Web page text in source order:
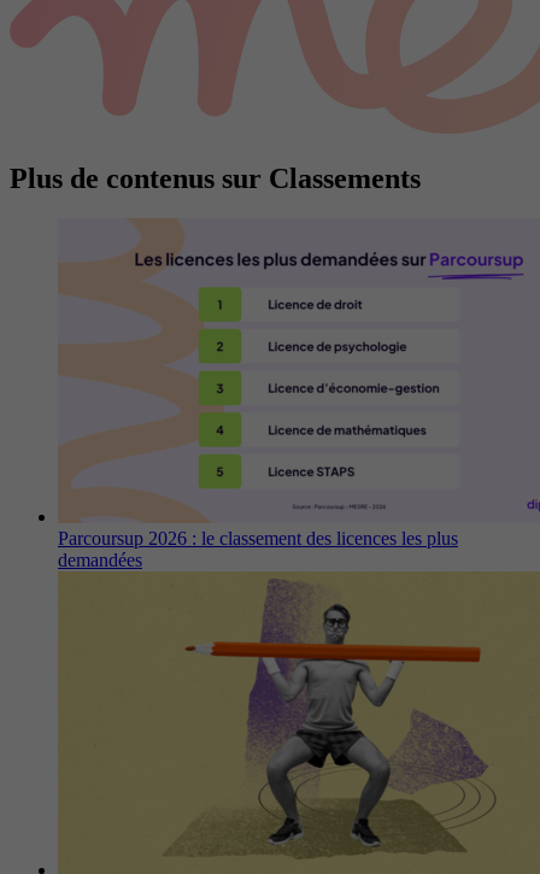
Plus de contenus sur Classements
Parcoursup 2026 : le classement des licences les plus
demandées